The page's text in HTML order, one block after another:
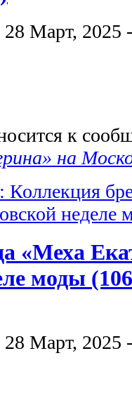
Март, 2025
к
на
Коллекция
неделе
«Меха
моды
Март, 2025